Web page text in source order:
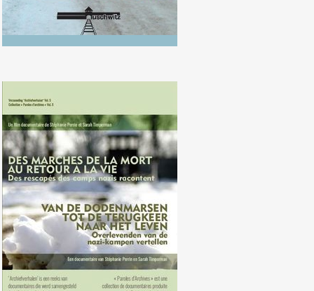
Van de dodenmarsen tot de
terugkeer naar het leven